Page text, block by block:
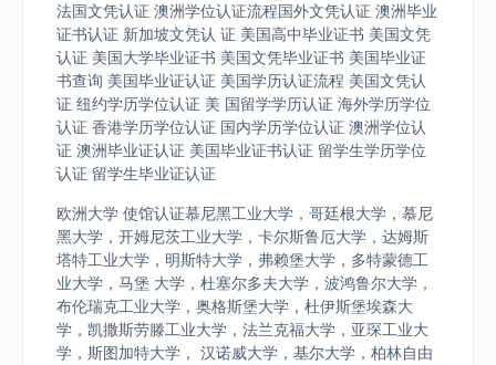
法国文凭认证 澳洲学位认证流程国外文凭认证 澳洲毕业
证书认证 新加坡文凭认 证 美国高中毕业证书 美国文凭
认证 美国大学毕业证书 美国文凭毕业证书 美国毕业证
书查询 美国毕业证认证 美国学历认证流程 美国文凭认
证 纽约学历学位认证 美 国留学学历认证 海外学历学位
认证 香港学历学位认证 国内学历学位认证 澳洲学位认
证 澳洲毕业证认证 美国毕业证书认证 留学生学历学位
认证 留学生毕业证认证
欧洲大学 使馆认证慕尼黑工业大学，哥廷根大学，慕尼
黑大学，开姆尼茨工业大学，卡尔斯鲁厄大学，达姆斯
塔特工业大学，明斯特大学，弗赖堡大学，多特蒙德工
业大学，马堡 大学，杜塞尔多夫大学，波鸿鲁尔大学，
布伦瑞克工业大学，奥格斯堡大学，杜伊斯堡埃森大
学，凯撒斯劳滕工业大学，法兰克福大学，亚琛工业大
学，斯图加特大学， 汉诺威大学，基尔大学，柏林自由